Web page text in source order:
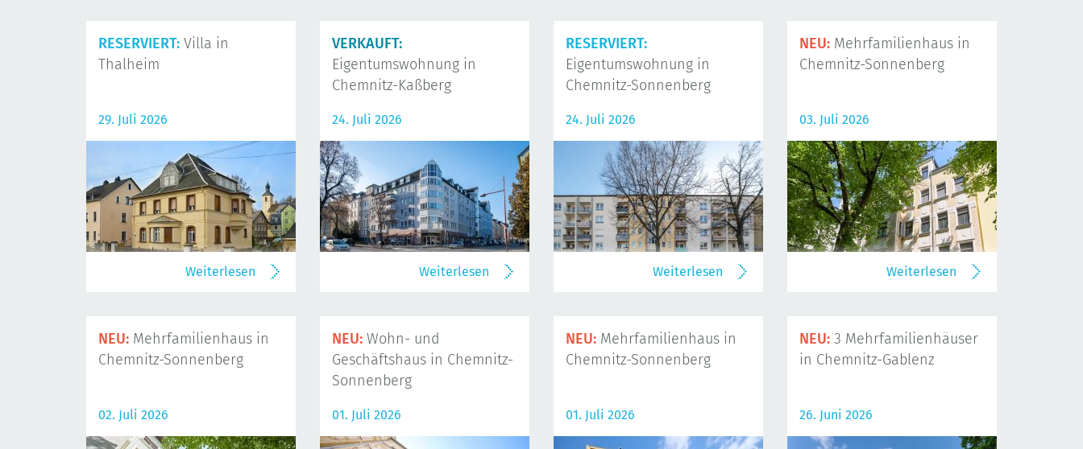
RESERVIERT: Villa in
Thalheim
29. Juli 2026
Weiterlesen
VERKAUFT:
Eigentumswohnung in
Chemnitz-Kaßberg
24. Juli 2026
Weiterlesen
RESERVIERT:
Eigentumswohnung in
Chemnitz-Sonnenberg
24. Juli 2026
Weiterlesen
NEU: Mehrfamilienhaus in
Chemnitz-Sonnenberg
03. Juli 2026
Weiterlesen
NEU: Mehrfamilienhaus in
Chemnitz-Sonnenberg
02. Juli 2026
NEU: Wohn- und
Geschäftshaus in Chemnitz-
Sonnenberg
01. Juli 2026
NEU: Mehrfamilienhaus in
Chemnitz-Sonnenberg
01. Juli 2026
NEU: 3 Mehrfamilienhäuser
in Chemnitz-Gablenz
26. Juni 2026